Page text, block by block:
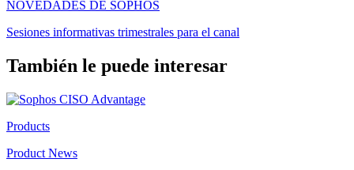
NOVEDADES DE SOPHOS
Sesiones informativas trimestrales para el canal
También le puede interesar
Products
Product News